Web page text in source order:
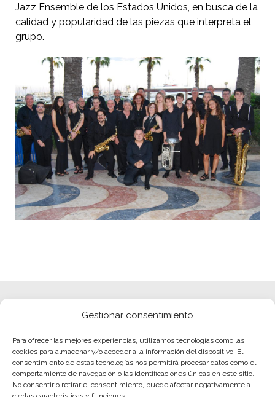
Gestionar consentimiento
Para ofrecer las mejores experiencias, utilizamos tecnologías como las
cookies para almacenar y/o acceder a la información del dispositivo. El
consentimiento de estas tecnologías nos permitirá procesar datos como el
comportamiento de navegación o las identificaciones únicas en este sitio.
No consentir o retirar el consentimiento, puede afectar negativamente a
Jazz Ensemble de los Estados Unidos, en busca de la
calidad y popularidad de las piezas que interpreta el
grupo.